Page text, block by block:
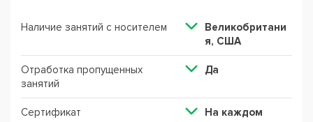
Наличие занятий с носителем
Великобритани
я, США
Отработка пропущенных
занятий
Да
Сертификат
На каждом